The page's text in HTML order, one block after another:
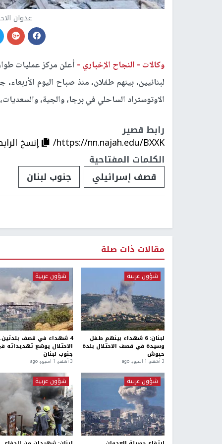
عدوان
وكالات - النجاح الإخباري -
لبنانيين، بينهم طفلان، منذ صباح اليوم
الاوتوستراد الساحلي في برجا، والجية،
رابط قصير
https://nn.najah.edu/BXXK/
إنسخ
الكلمات المفتاحية
قصف إسرائيلي
جنوب لبنان
مقالات ذات صلة
شؤون عربية
لبنان: 6 شهداء بينهم طفل
وسيدة في قصف الاحتلال بلدة
حبوش
3 أشهر، 1 اسبوع. ago
شؤون عربية
4 شهداء في قصف
الاحتلال يوسّع تهديداته
جنوب لبنان
3 أشهر، 1 اسبوع. ago
شؤون عربية شؤون عربية